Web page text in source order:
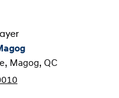
Magog, QC